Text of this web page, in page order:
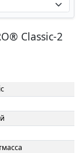
Classic-2